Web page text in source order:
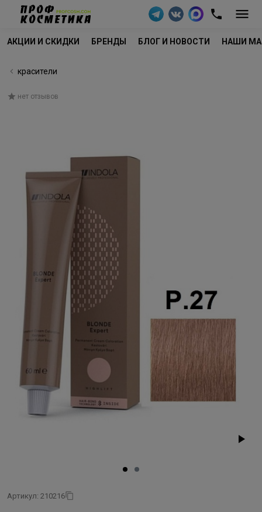
АКЦИИ И СКИДКИ БРЕНДЫ БЛОГ И НОВОСТИ НАШИ
красители
нет отзывов
Артикул: 210216